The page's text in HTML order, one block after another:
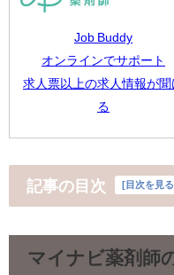
Job Buddy
オンラインでサポート
求人票以上の求人情報が聞
る
記事の目次 [目次を見る
マイナビ薬剤師